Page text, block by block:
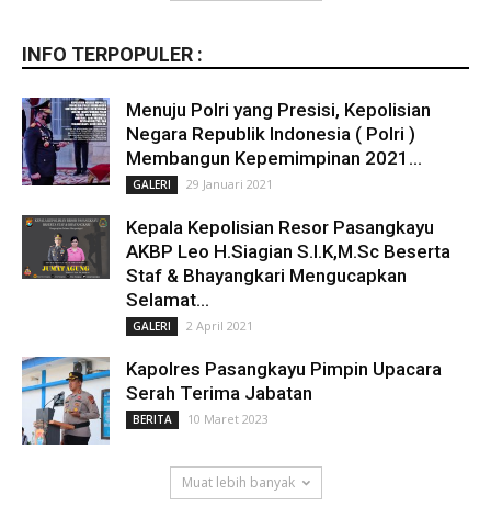
INFO TERPOPULER :
Menuju Polri yang Presisi, Kepolisian
Negara Republik Indonesia ( Polri )
Membangun Kepemimpinan 2021...
GALERI 29 Januari 2021
Kepala Kepolisian Resor Pasangkayu
AKBP Leo H.Siagian S.I.K,M.Sc Beserta
Staf & Bhayangkari Mengucapkan
Selamat...
GALERI 2 April 2021
Kapolres Pasangkayu Pimpin Upacara
Serah Terima Jabatan
BERITA 10 Maret 2023
Muat lebih banyak